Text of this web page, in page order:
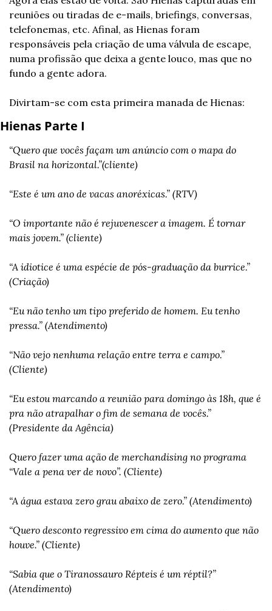
reuniões ou tiradas de e-mails, briefings, conversas,
telefonemas, etc. Afinal, as Hienas foram
responsáveis pela criação de uma válvula de escape,
numa profissão que deixa a gente louco, mas que no
fundo a gente adora.
Divirtam-se com esta primeira manada de Hienas:
Hienas Parte I
“Quero que vocês façam um anúncio com o mapa do
Brasil na horizontal.”(cliente)
“Este é um ano de vacas anoréxicas.” (RTV)
“O importante não é rejuvenescer a imagem. É tornar
mais jovem.” (cliente)
“A idiotice é uma espécie de pós-graduação da burrice.”
(Criação)
“Eu não tenho um tipo preferido de homem. Eu tenho
pressa.” (Atendimento)
“Não vejo nenhuma relação entre terra e campo.”
(Cliente)
“Eu estou marcando a reunião para domingo às 18h, que é
pra não atrapalhar o fim de semana de vocês.”
(Presidente da Agência)
Quero fazer uma ação de merchandising no programa
“Vale a pena ver de novo”. (Cliente)
“A água estava zero grau abaixo de zero.” (Atendimento)
“Quero desconto regressivo em cima do aumento que não
houve.” (Cliente)
“Sabia que o Tiranossauro Répteis é um réptil?”
(Atendimento)